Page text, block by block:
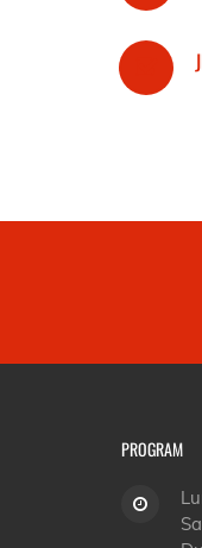
PROGRAM